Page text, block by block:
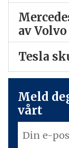
av Volvo
Tesla
Meld
vårt